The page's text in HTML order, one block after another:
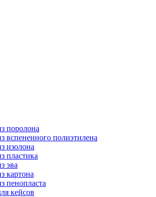
поролона
вспененного полиэтилена
изолона
пластика
эва
картона
пенопласта
кейсов